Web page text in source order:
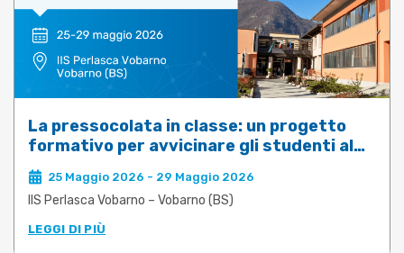
La pressocolata in classe: un progetto
formativo per avvicinare gli studenti al
mondo della fonderia
25 Maggio 2026 - 29 Maggio 2026
IIS Perlasca Vobarno – Vobarno (BS)
LEGGI DI PIÙ